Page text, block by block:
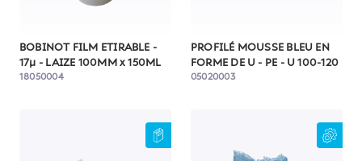
BOBINOT FILM ETIRABLE -
17µ - LAIZE 100MM x 150ML
18050004
PROFILÉ MOUSSE BLEU EN
FORME DE U - PE - U 100-120
05020003